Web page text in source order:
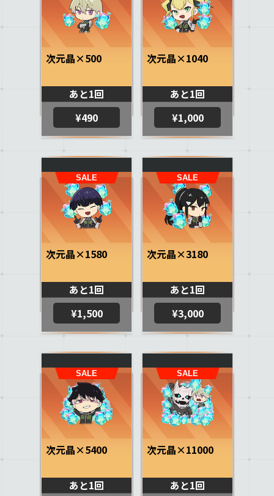
次元晶×500
あと1回
¥490
次元晶×1040
あと1回
¥1,000
次元晶×1580
あと1回
¥1,500
次元晶×3180
あと1回
¥3,000
次元晶×5400
あと1回
次元晶×11000
あと1回